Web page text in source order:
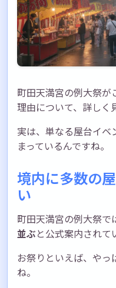
町田天満宮の例大祭が
理由について、詳しく
実は、単なる屋台イ
まっているんですね。
境内に多数の
い
町田天満宮の例大祭で
並ぶと公式案内されて
お祭りといえば、やっ
ね。